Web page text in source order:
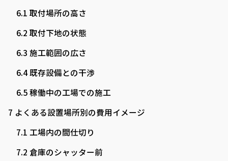
6.1 取付場所の高さ
6.2 取付下地の状態
6.3 施工範囲の広さ
6.4既存設備との干渉
6.5稼働中の工場での施工
7 よくある設置場所別の費用イメージ
7.1 工場内の間仕切り
7.2 倉庫のシャッター前